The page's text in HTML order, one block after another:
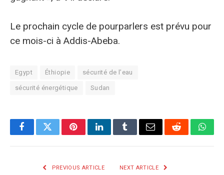
Le prochain cycle de pourparlers est prévu pour
ce mois-ci à Addis-Abeba.
Egypt Éthiopie sécurité de l’eau
sécurité énergétique Sudan
FacebookTwitterPinterestLinkedInTumblrE-
Reddit
PREVIOUS ARTICLE NEXT ARTICLE